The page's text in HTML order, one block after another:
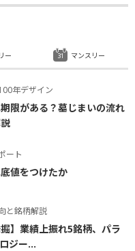
年デザイン
期限がある？墓じまいの流れ
ート
値をつけたか
と銘柄解説
掘】業績上振れ5銘柄、パラ
ジー...
ー マンスリー